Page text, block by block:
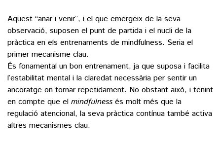
()
SOCIETAT
ECONOMIA
ESPORTS
FUTBOL
HOQUEI PATINS
CULTURA
ARTS ESCÈNIQUES
Aquest “anar i venir”, i el que emergeix de la seva
observació, suposen el punt de partida i el nucli de la
pràctica en els entrenaments de mindfulness. Seria el
primer mecanisme clau.
És fonamental un bon entrenament, ja que suposa i facilita
l’estabilitat mental i la claredat necessària per sentir un
ancoratge on tornar repetidament. No obstant això, i tenint
en compte que el mindfulness és molt més que la
regulació atencional, la seva pràctica contínua també activa
altres mecanismes clau.